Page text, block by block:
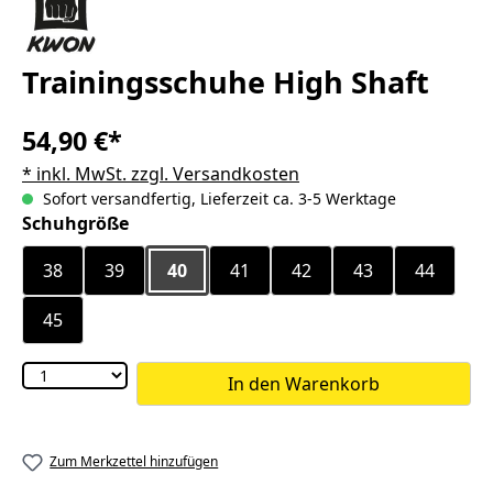
Trainingsschuhe High Shaft
54,90 €*
* inkl. MwSt. zzgl. Versandkosten
Sofort versandfertig, Lieferzeit ca. 3-5 Werktage
Schuhgrößeauswählen
38
39 40 41 42 43 44
45
In den Warenkorb
Zum Merkzettel hinzufügen